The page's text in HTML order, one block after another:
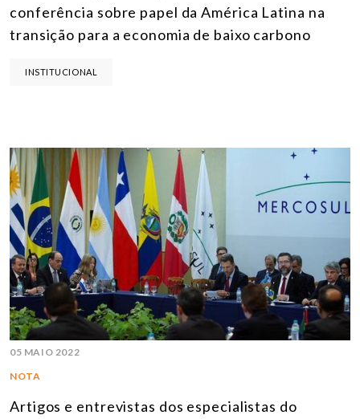
conferência sobre papel da América Latina na
transição para a economia de baixo carbono
INSTITUCIONAL
05 MAIO 2022
NOTA
Artigos e entrevistas dos especialistas do